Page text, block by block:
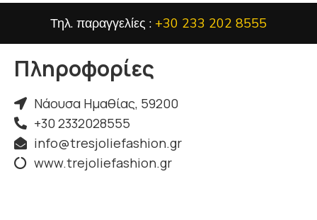
Τηλ. παραγγελίες : +30 233 202 8555
Πληροφορίες
Νάουσα Ημαθίας, 59200
+30 2332028555
info@tresjoliefashion.gr
www.trejoliefashion.gr